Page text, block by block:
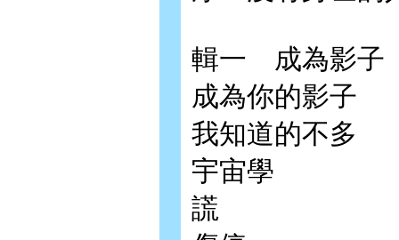
輯一 成為影子
成為你的影子
我知道的不多
宇宙學
謊